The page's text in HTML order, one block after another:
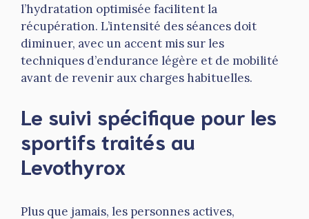
l’hydratation optimisée facilitent la
récupération. L’intensité des séances doit
diminuer, avec un accent mis sur les
techniques d’endurance légère et de mobilité
avant de revenir aux charges habituelles.
Le suivi spécifique pour les
sportifs traités au
Levothyrox
Plus que jamais, les personnes actives,